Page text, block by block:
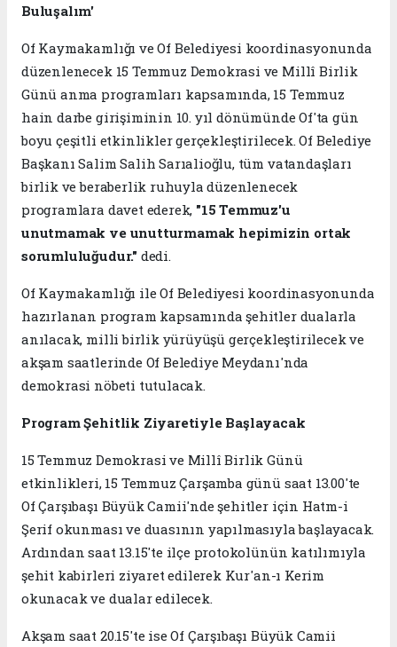
Buluşalım'
Of Kaymakamlığı ve Of Belediyesi koordinasyonunda
düzenlenecek 15 Temmuz Demokrasi ve Millî Birlik
Günü anma programları kapsamında, 15 Temmuz
hain darbe girişiminin 10. yıl dönümünde Of'ta gün
boyu çeşitli etkinlikler gerçekleştirilecek. Of Belediye
Başkanı Salim Salih Sarıalioğlu, tüm vatandaşları
birlik ve beraberlik ruhuyla düzenlenecek
programlara davet ederek, "15 Temmuz'u
unutmamak ve unutturmamak hepimizin ortak
sorumluluğudur." dedi.
Of Kaymakamlığı ile Of Belediyesi koordinasyonunda
hazırlanan program kapsamında şehitler dualarla
anılacak, milli birlik yürüyüşü gerçekleştirilecek ve
akşam saatlerinde Of Belediye Meydanı'nda
demokrasi nöbeti tutulacak.
Program Şehitlik Ziyaretiyle Başlayacak
15 Temmuz Demokrasi ve Millî Birlik Günü
etkinlikleri, 15 Temmuz Çarşamba günü saat 13.00'te
Of Çarşıbaşı Büyük Camii'nde şehitler için Hatm-i
Şerif okunması ve duasının yapılmasıyla başlayacak.
Ardından saat 13.15'te ilçe protokolünün katılımıyla
şehit kabirleri ziyaret edilerek Kur'an-ı Kerim
okunacak ve dualar edilecek.
Akşam saat 20.15'te ise Of Çarşıbaşı Büyük Camii